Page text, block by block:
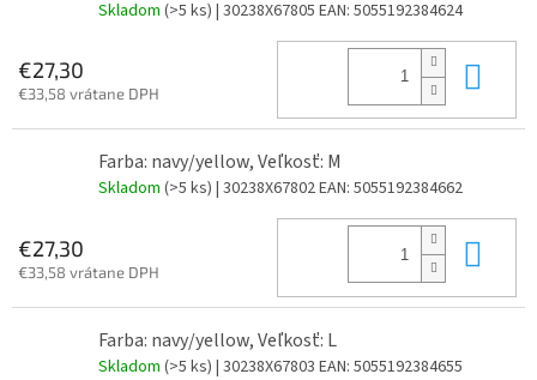
Skladom (>5 ks) | 30238X67805 EAN: 5055192384624
€27,30
€33,58 vrátane DPH
Farba: navy/yellow, Veľkosť: M
Skladom (>5 ks) | 30238X67802EAN: 5055192384662
€27,30
€33,58 vrátane DPH
Farba: navy/yellow, Veľkosť: L
Skladom (>5 ks) | 30238X67803 EAN: 5055192384655